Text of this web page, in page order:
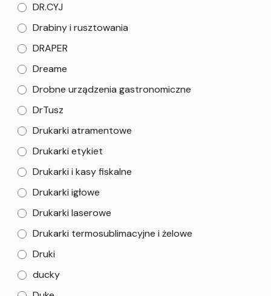
DR.CYJ
Drabiny i rusztowania
DRAPER
Dreame
Drobne urządzenia gastronomiczne
DrTusz
Drukarki atramentowe
Drukarki etykiet
Drukarki i kasy fiskalne
Drukarki igłowe
Drukarki laserowe
Drukarki termosublimacyjne i żelowe
Druki
ducky